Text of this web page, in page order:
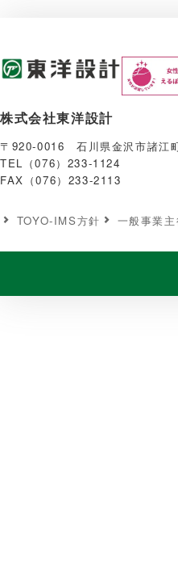
株式会社東洋設計
〒920-0016 石川県金沢市諸江
TEL（076）233-1124
FAX（076）233-2113
TOYO-IMS⽅針 ⼀般事業